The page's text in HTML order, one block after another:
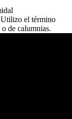
Utilizo el término
de calumnias.